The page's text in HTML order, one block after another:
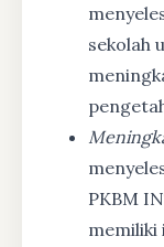
sekolah
PKBM
memiliki